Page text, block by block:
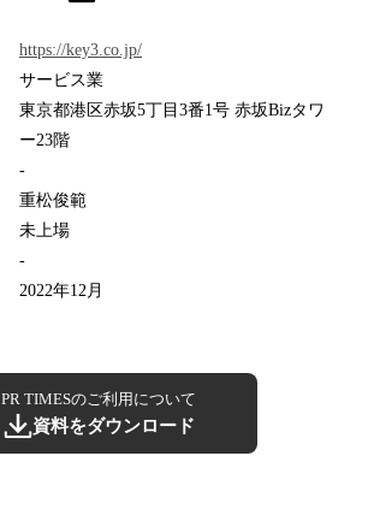
https://key3.co.jp/
サービス業
東京都港区赤坂5丁目3番1号 赤坂Bizタワ
ー23階
-
重松俊範
未上場
-
2022年12月
PR TIMESのご利用について
資料をダウンロード